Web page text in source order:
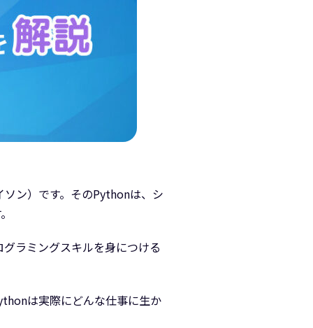
ン）です。そのPythonは、シ
ラミングスキルを身につける
は実際にどんな仕事に生か